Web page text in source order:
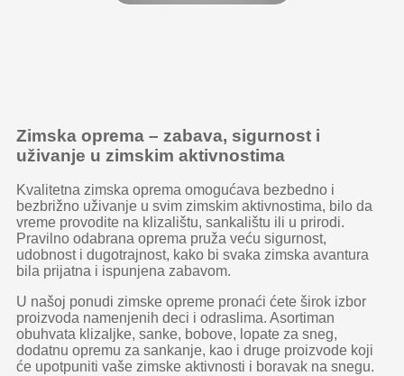
Zimska oprema – zabava, sigurnost i
uživanje u zimskim aktivnostima
Kvalitetna zimska oprema omogućava bezbedno i
bezbrižno uživanje u svim zimskim aktivnostima, bilo da
vreme provodite na klizalištu, sankalištu ili u prirodi.
Pravilno odabrana oprema pruža veću sigurnost,
udobnost i dugotrajnost, kako bi svaka zimska avantura
bila prijatna i ispunjena zabavom.
U našoj ponudi zimske opreme pronaći ćete širok izbor
proizvoda namenjenih deci i odraslima. Asortiman
obuhvata klizaljke, sanke, bobove, lopate za sneg,
dodatnu opremu za sankanje, kao i druge proizvode koji
će upotpuniti vaše zimske aktivnosti i boravak na snegu.